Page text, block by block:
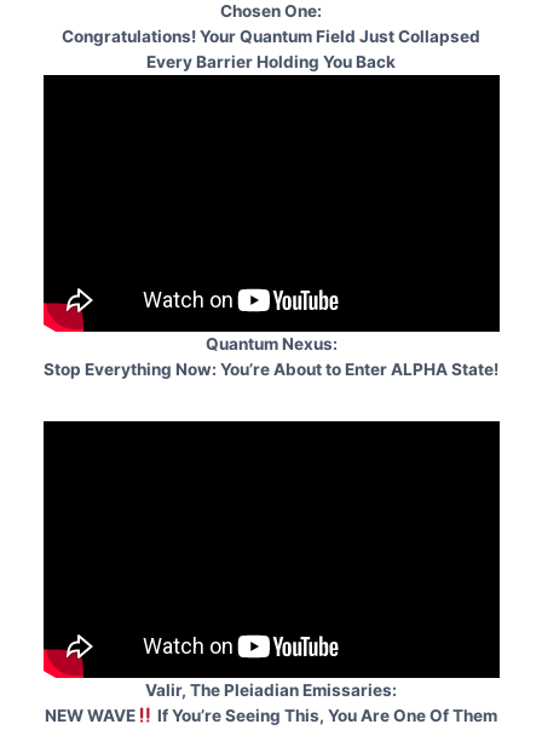
Chosen One:
Congratulations! Your Quantum Field Just Collapsed
Every Barrier Holding You Back
Quantum Nexus:
Stop Everything Now: You’re About to Enter ALPHA State!
Valir, The Pleiadian Emissaries:
NEW WAVE
If You’re Seeing This, You Are One Of Them